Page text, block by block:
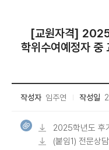
[교원자격]
학위수여예정자 중
작성자 임주연 작성일
2025학년도 후
학위수여예정자
(붙임1) 전문상